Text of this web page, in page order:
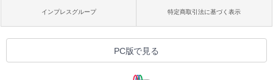
インプレスグループ 特定商取引法に基づく表示
PC版で見る